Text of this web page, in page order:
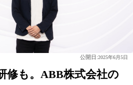
公開日:2025年6月5日
修も。ABB株式会社の